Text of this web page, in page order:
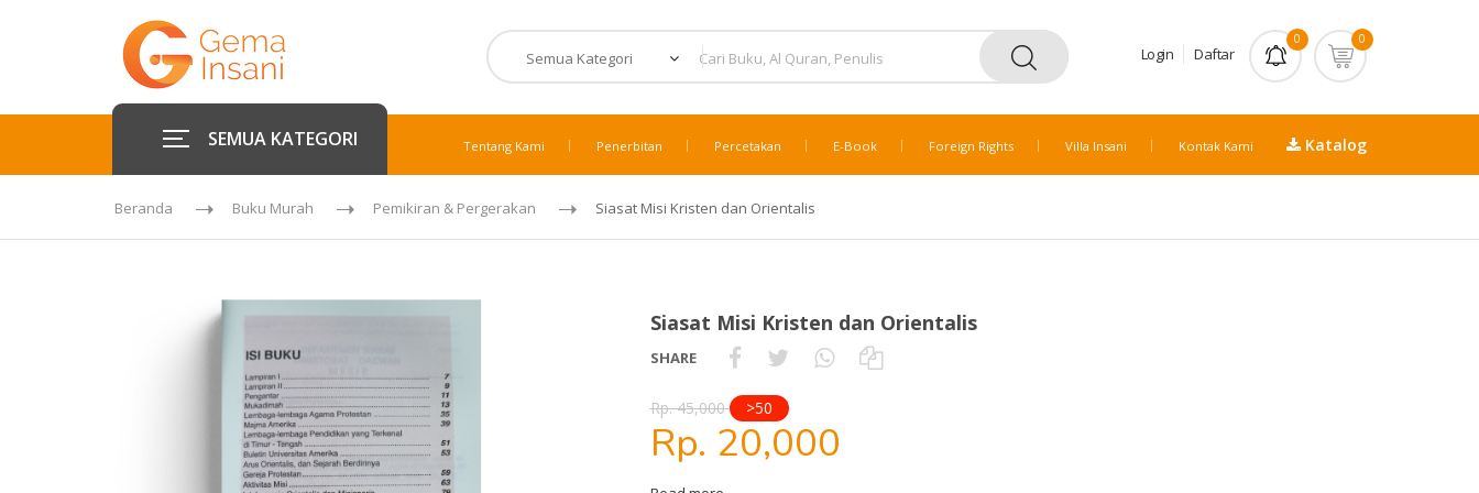
Login Daftar
0 0
SEMUA KATEGORI Tentang Kami Penerbitan Percetakan E-Book Foreign Rights Villa Insani Kontak Kami Katalog
Beranda Buku Murah Pemikiran & Pergerakan Siasat Misi Kristen dan Orientalis
Siasat Misi Kristen dan Orientalis
SHARE
Rp. 45,000 >50
Rp. 20,000